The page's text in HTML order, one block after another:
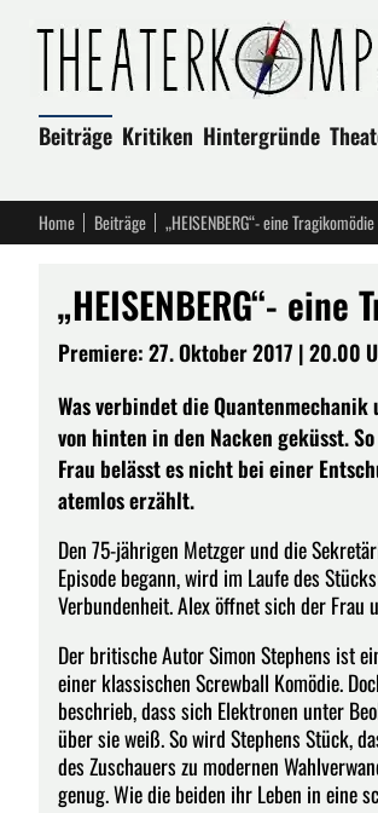
Beiträge Kritiken Hintergründe
Home Beiträge „HEISENBERG“- eine
„HEISENBERG“-
Premiere: 27. Oktober 2017 | 20.00
Was verbindet die
von hinten in den Nacken geküsst.
Frau belässt es nicht bei einer
atemlos erzählt.
Den 75-jährigen Metzger und die
Episode begann, wird im Laufe des
Verbundenheit. Alex öffnet sich der Frau
Der britische Autor Simon Stephens ist
einer klassischen Screwball Komödie.
beschrieb, dass sich Elektronen unter
über sie weiß. So wird Stephens Stück,
des Zuschauers zu modernen
genug. Wie die beiden ihr Leben in eine